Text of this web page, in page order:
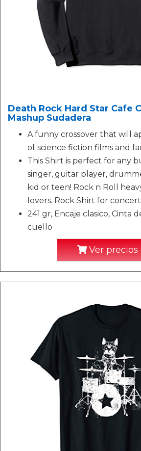
Death Rock Hard Star Cafe
Mashup Sudadera
A funny crossover that will
of science fiction films and
This Shirt is perfect for any
singer, guitar player,
kid or teen! Rock n Roll
lovers. Rock Shirt for
241 gr, Encaje clasico, Cinta
cuello
Ver precios